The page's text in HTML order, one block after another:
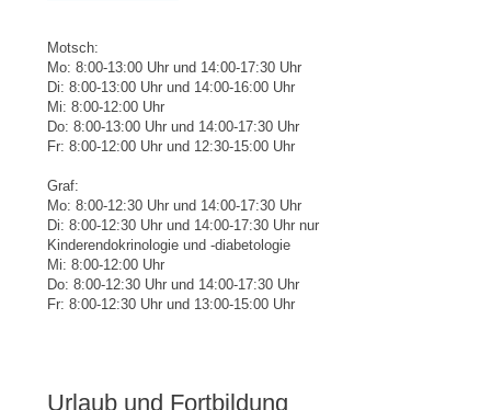
Motsch:
Mo: 8:00-13:00 Uhr und 14:00-17:30 Uhr
Di: 8:00-13:00 Uhr und 14:00-16:00 Uhr
Mi: 8:00-12:00 Uhr
Do: 8:00-13:00 Uhr und 14:00-17:30 Uhr
Fr: 8:00-12:00 Uhr und 12:30-15:00 Uhr
Graf:
Mo: 8:00-12:30 Uhr und 14:00-17:30 Uhr
Di: 8:00-12:30 Uhr und 14:00-17:30 Uhr nur
Kinderendokrinologie und -diabetologie
Mi: 8:00-12:00 Uhr
Do: 8:00-12:30 Uhr und 14:00-17:30 Uhr
Fr: 8:00-12:30 Uhr und 13:00-15:00 Uhr
Urlaub und Fortbildung